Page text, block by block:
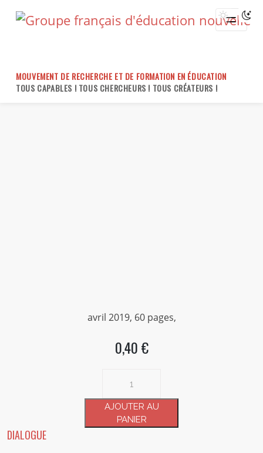
MOUVEMENT DE RECHERCHE ET DE FORMATION EN ÉDUCATION
TOUS CAPABLES ! TOUS CHERCHEURS ! TOUS CRÉATEURS !
avril 2019, 60 pages,
0,40 €
Dialogue
172
AJOUTER AU
PANIER
DIALOGUE